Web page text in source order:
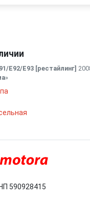
E92/E93 [рестайлинг]
»
590928415